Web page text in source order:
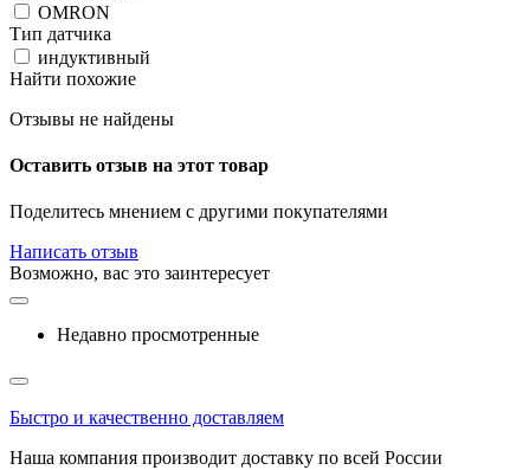
OMRON
Тип датчика
индуктивный
Найти похожие
Отзывы не найдены
Оставить отзыв на этот товар
Поделитесь мнением с другими покупателями
Написать отзыв
Возможно, вас это заинтересует
Недавно просмотренные
Быстро и качественно доставляем
Наша компания производит доставку по всей России